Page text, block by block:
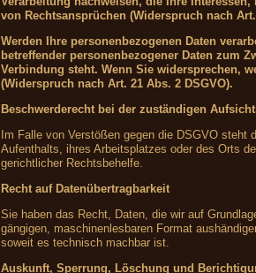
von Rechtsansprüchen (Widerspruch nach
Werden Ihre personenbezogenen Daten
betreffender personenbezogener Daten zum
Verbindung steht. Wenn Sie widersprechen,
(Widerspruch nach Art. 21 Abs. 2 DSGVO).
Beschwerderecht bei der zuständigen
Im Falle von Verstößen gegen die DSGVO
Aufenthalts, ihres Arbeitsplatzes oder des Orts
gerichtlicher Rechtsbehelfe.
Recht auf Datenübertragbarkeit
Sie haben das Recht, Daten, die wir auf
gängigen, maschinenlesbaren Format
soweit es technisch machbar ist.
Auskunft, Sperrung, Löschung und